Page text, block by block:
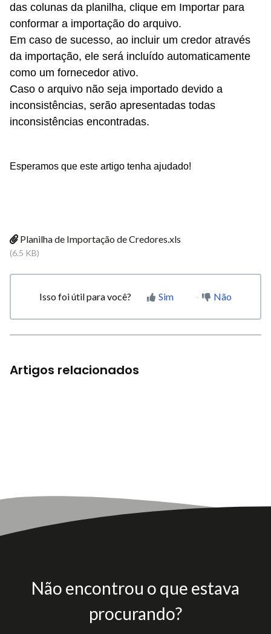
das colunas da planilha, clique em Importar para
conformar a importação do arquivo.
Em caso de sucesso, ao incluir um credor através
da importação, ele será incluído automaticamente
como um fornecedor ativo.
Caso o arquivo não seja importado devido a
inconsistências, serão apresentadas todas
inconsistências encontradas.
Esperamos que este artigo tenha ajudado!
Planilha de Importação de Credores.xls
(6.5 KB)
Isso foi útil para você? Sim Não
Artigos relacionados
Não encontrou o que estava
procurando?